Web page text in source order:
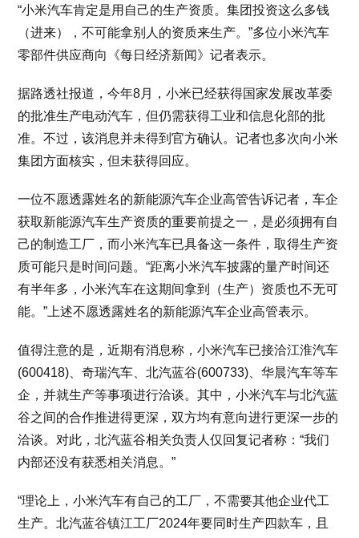
“小米汽车肯定是用自己的生产资质。集团投资这么多钱
（进来），不可能拿别人的资质来生产。”多位小米汽车
零部件供应商向《每日经济新闻》记者表示。
据路透社报道，今年8月，小米已经获得国家发展改革委
的批准生产电动汽车，但仍需获得工业和信息化部的批
准。不过，该消息并未得到官方确认。记者也多次向小米
集团方面核实，但未获得回应。
一位不愿透露姓名的新能源汽车企业高管告诉记者，车企
获取新能源汽车生产资质的重要前提之一，是必须拥有自
己的制造工厂，而小米汽车已具备这一条件，取得生产资
质可能只是时间问题。“距离小米汽车披露的量产时间还
有半年多，小米汽车在这期间拿到（生产）资质也不无可
能。”上述不愿透露姓名的新能源汽车企业高管表示。
值得注意的是，近期有消息称，小米汽车已接洽江淮汽车
(600418)、奇瑞汽车、北汽蓝谷(600733)、华晨汽车等车
企，并就生产等事项进行洽谈。其中，小米汽车与北汽蓝
谷之间的合作推进得更深，双方均有意向进行更深一步的
洽谈。对此，北汽蓝谷相关负责人仅回复记者称：“我们
内部还没有获悉相关消息。”
“理论上，小米汽车有自己的工厂，不需要其他企业代工
生产。北汽蓝谷镇江工厂2024年要同时生产四款车，且